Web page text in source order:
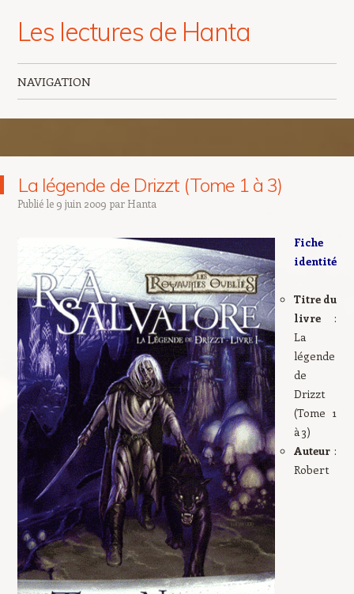
Les lectures de Hanta
NAVIGATION
La légende de Drizzt (Tome 1 à 3)
Publié le 9 juin 2009 par Hanta
Fiche
identité
Titre du
livre:
La
légende
de
Drizzt
(Tome 1
à 3)
Auteur:
Robert